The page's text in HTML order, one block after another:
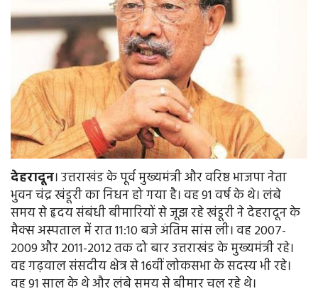
देहरादून। उत्तराखंड के पूर्व मुख्यमंत्री और वरिष्ठ भाजपा नेता
भुवन चंद्र खंडूरी का निधन हो गया है। वह 91 वर्ष के थे। लंबे
समय से हृदय संबंधी बीमारियों से जूझ रहे खंडूरी ने देहरादून के
मैक्स अस्पताल में रात 11:10 बजे अंतिम सांस ली। वह 2007-
2009 और 2011-2012 तक दो बार उत्तराखंड के मुख्यमंत्री रहे।
वह गढ़वाल संसदीय क्षेत्र से 16वीं लोकसभा के सदस्य भी रहे।
वह 91 साल के थे और लंबे समय से बीमार चल रहे थे।